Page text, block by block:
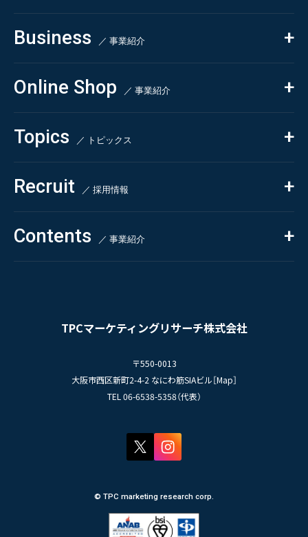
TPCマーケティングリサーチ株式会社
〒550-0013
大阪市西区新町2-4-2 なにわ筋SIAビル［Map］
TEL 06-6538-5358（代表）
© TPC marketing research corp.
私たちの強み
会社概要・沿革
CSR
Business ／ 事業紹介
コンサルティング
依頼・受託調査
- 市場調査
- 競合調査
- アンケート調査
- クイックリサーチ
自主企画調査
Online Shop ／ 事業紹介
Beauty & Cosmetics
Health & Food
Pharmaceuticals & Medical
Chemical & Life Sciences
Topics ／ トピックス
ALL
お知らせ
新刊情報
掲載情報
Recruit ／ 採用情報
採用TOP
- 求める人物像
Contents ／ 事業紹介
お問い合わせ
プライバシーポリシー